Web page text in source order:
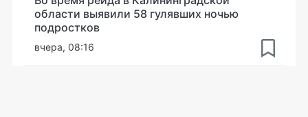
области выявили 58 гулявших ночью
подростков
вчера, 08:16